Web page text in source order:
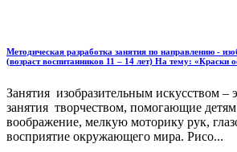
Методическая разработка занятия по направлению -
(возраст воспитанников 11 – 14 лет) На тему: «Краски
Занятия изобразительным искусством –
занятия творчеством, помогающие детям
воображение, мелкую моторику рук,
восприятие окружающего мира. Рисо...